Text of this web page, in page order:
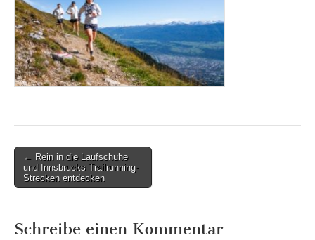
Post
navigation
← Rein in die Laufschuhe
und Innsbrucks Trailrunning-
Strecken entdecken
Schreibe einen Kommentar